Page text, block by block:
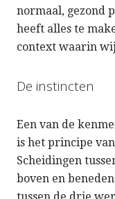
normaal, gezond
heeft alles te
context waarin
De instincten
Een van de
is het principe
Scheidingen
boven en